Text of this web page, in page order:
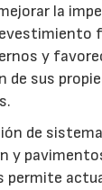
la
y
de sus
de
y
permite